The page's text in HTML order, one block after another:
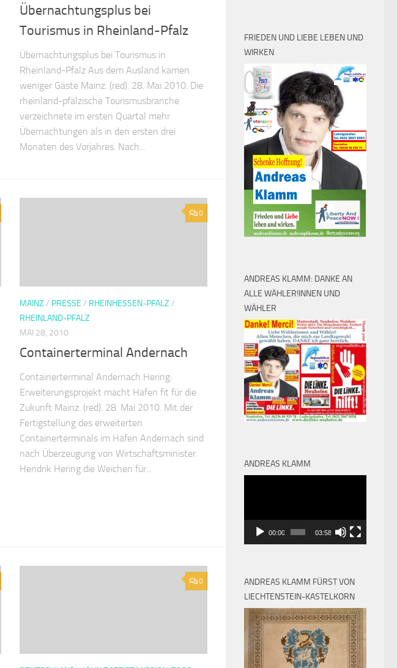
Übernachtungsplus bei
Tourismus in Rheinland-Pfalz
Übernachtungsplus bei Tourismus in
Rheinland-Pfalz Aus dem Ausland kamen
weniger Gäste Mainz. (red). 28. Mai 2010. Die
rheinland-pfälzische Tourismusbranche
verzeichnete im ersten Quartal mehr
Übernachtungen als in den ersten drei
Monaten des Vorjahres. Nach...
0
MAINZ / PRESSE / RHEINHESSEN-PFALZ /
RHEINLAND-PFALZ
MAI 28, 2010
Containerterminal Andernach
Containerterminal Andernach Hering:
Erweiterungsprojekt macht Hafen fit für die
Zukunft Mainz. (red). 28. Mai 2010. Mit der
Fertigstellung des erweiterten
Containerterminals im Hafen Andernach sind
nach Überzeugung von Wirtschaftsminister
Hendrik Hering die Weichen für...
0
FRIEDEN UND LIEBE LEBEN UND
WIRKEN
ANDREAS KLAMM: DANKE AN
ALLE WÄHLER!INNEN UND
WÄHLER
ANDREAS KLAMM
00:00 03:58
ANDREAS KLAMM FÜRST VON
LIECHTENSTEIN-KASTELKORN